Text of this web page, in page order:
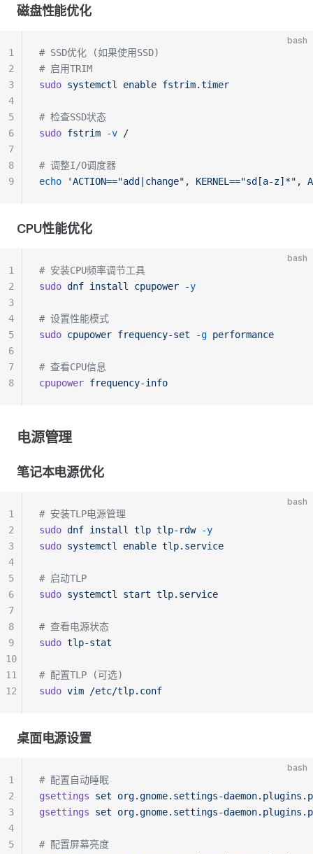
磁盘性能优化
bash
# SSD优化 (如果使用SSD)
# 启用TRIM
sudo systemctl enable fstrim.timer
# 检查SSD状态
sudo fstrim -v /
# 调整I/O调度器
echo 'ACTION=="add|change", KERNEL=="sd[a-z]*",
1
2
3
4
5
6
7
8
9
CPU性能优化
bash
# 安装CPU频率调节工具
sudo dnf install cpupower -y
# 设置性能模式
sudo cpupower frequency-set -g performance
# 查看CPU信息
cpupower frequency-info
1
2
3
4
5
6
7
8
电源管理
笔记本电源优化
bash
# 安装TLP电源管理
sudo dnf install tlp tlp-rdw -y
sudo systemctl enable tlp.service
# 启动TLP
sudo systemctl start tlp.service
# 查看电源状态
sudo tlp-stat
# 配置TLP (可选)
sudo vim /etc/tlp.conf
1
2
3
4
5
6
7
8
9
10
11
12
桌面电源设置
bash
# 配置自动睡眠
gsettings set org.gnome.settings-
gsettings set org.gnome.settings-
# 配置屏幕亮度
1
2
3
4
5